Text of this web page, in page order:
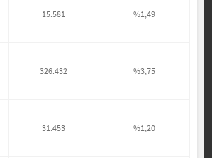
15.581 %1,49
326.432 %3,75
31.453 %1,20